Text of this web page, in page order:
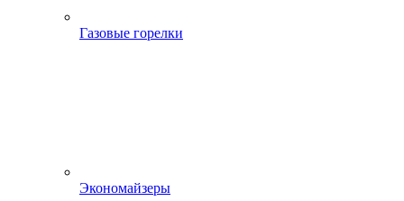
Газовые горелки
Экономайзеры